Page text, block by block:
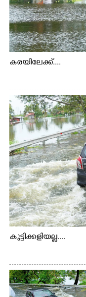
കരയിലേക്ക്....
കുട്ടിക്കളിയല്ല....